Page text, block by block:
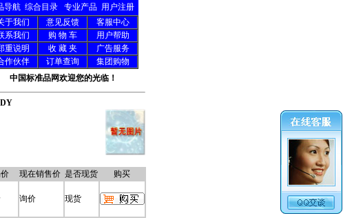
导航 综合目录 专业产品 用户注册
于我们
意见反馈
客服中心
系我们
购 物 车
用户帮助
重说明
收 藏 夹
广告服务
作伙伴
订单查询
集团购物
中国标准品网欢迎您的光临！
现在销售价 是否现货 购买
询价 现货